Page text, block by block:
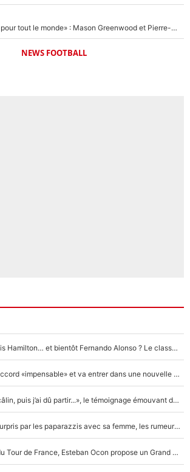
«La porte est ouverte pour tout le monde» : Mason Greenwood et Pierre-Emerick Aubameyang ont quitté l'OM, Amine Gouiri balance sur la suite du mercato et sur la réaction du vestiaire !
NEWS FOOTBALL
Max Verstappen, Lewis Hamilton… et bientôt Fernando Alonso ? Le classement des pilotes les mieux payés en Formule 1 risque de changer !
F1 - Alpine signe un accord «impensable» et va entrer dans une nouvelle dimension : Grande nouvelle pour Pierre Gasly !
F1 : « Je lui ai fait un câlin, puis j’ai dû partir...», le témoignage émouvant de Max Verstappen sur sa fille
F1 : Charles Leclerc surpris par les paparazzis avec sa femme, les rumeurs étaient vraies !
Comme pour le final du Tour de France, Esteban Ocon propose un Grand Prix de Formule 1 à Paris : «Autour de l’Arc de Triomphe, ce serait génial» !